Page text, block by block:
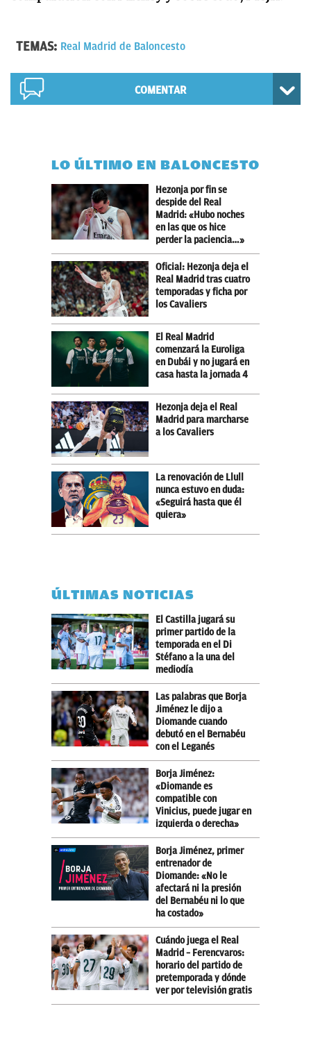
TEMAS: Real Madrid de Baloncesto
COMENTAR
LO ÚLTIMO EN BALONCESTO
Hezonja por fin se
despide del Real
Madrid: «Hubo noches
en las que os hice
perder la paciencia…»
Oficial: Hezonja deja el
Real Madrid tras cuatro
temporadas y ficha por
los Cavaliers
El Real Madrid
comenzará la Euroliga
en Dubái y no jugará en
casa hasta la jornada 4
Hezonja deja el Real
Madrid para marcharse
a los Cavaliers
La renovación de Llull
nunca estuvo en duda:
«Seguirá hasta que él
quiera»
ÚLTIMAS NOTICIAS
El Castilla jugará su
primer partido de la
temporada en el Di
Stéfano a la una del
mediodía
Las palabras que Borja
Jiménez le dijo a
Diomande cuando
debutó en el Bernabéu
con el Leganés
Borja Jiménez:
«Diomande es
compatible con
Vinicius, puede jugar en
izquierda o derecha»
Borja Jiménez, primer
entrenador de
Diomande: «No le
afectará ni la presión
del Bernabéu ni lo que
ha costado»
Cuándo juega el Real
Madrid – Ferencvaros:
horario del partido de
pretemporada y dónde
ver por televisión gratis